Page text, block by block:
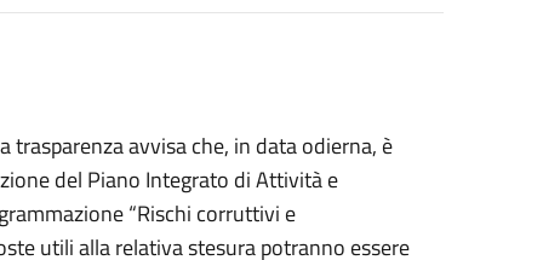
trasparenza avvisa che, in data odierna, è
del Piano Integrato di Attività e
“Rischi corruttivi e
utili alla relativa stesura potranno essere